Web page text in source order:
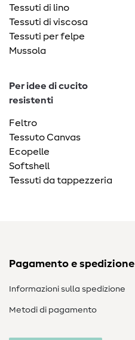
Tessuti di lino
Tessuti di viscosa
Tessuti per felpe
Mussola
Per idee di cucito
resistenti
Feltro
Tessuto Canvas
Ecopelle
Softshell
Tessuti da tappezzeria
Pagamento e spedizione
Informazioni sulla spedizione
Metodi di pagamento